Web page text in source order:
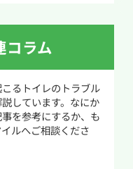
ど放置してから水
ましょう。
す仕組みです。さ
とで水圧が加わ
ります。ただし、
改善しない場合
材を傷めてしま
行中であるサイ
化や配管の緩みな
ても、時間の経過
が止まらなくな
と、床や壁だけで
コラム
るトイレのトラブル
しています。なにか
を参考にするか、も
ルへご相談くださ